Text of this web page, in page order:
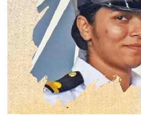
Hall
Of
Fame
Contact
English